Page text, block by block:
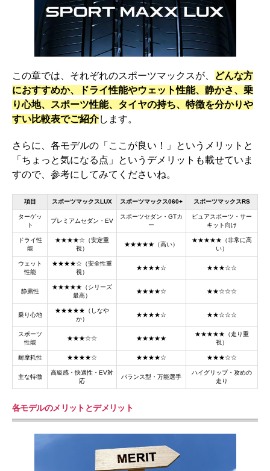
この章では、それぞれのスポーツマックスが、
どんな方
におすすめか、ドライ性能やウェット性能、静かさ、乗
り心地、スポーツ性能、タイヤの持ち、特徴を分かりや
すい比較表でご紹介します。
さらに、各モデルの「ここが良い！」というメリットと
「ちょっと気になる点」というデメリットも載せていま
すので、参考にしてみてくださいね。
項目 スポーツマックスLUX スポーツマックス060+ スポーツマックスRS
ターゲッ
ト
プレミアムセダン・EV
スポーツセダン・GTカ
ー
ピュアスポーツ・サー
キット向け
ドライ性
能
★★★★☆（安定重
視）
★★★★★（高い）
★★★★★（非常に高
い）
ウェット
性能
★★★★☆（安全性重
視）
★★★★☆ ★★★☆☆
静粛性
★★★★★（シリーズ
最高）
★★★★☆ ★★☆☆☆
乗り心地
★★★★★（しなや
か）
★★★★☆ ★★☆☆☆
スポーツ
性能
★★★☆☆ ★★★★★
★★★★★（走り重
視）
耐摩耗性 ★★★★☆ ★★★★☆ ★★★☆☆
主な特徴
高級感・快適性・EV対
応
バランス型・万能選手
ハイグリップ・攻めの
走り
各モデルのメリットとデメリット